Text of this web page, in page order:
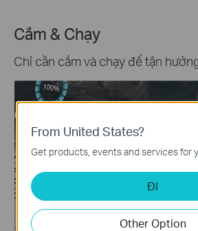
Cắm & Chạy
Chỉ cần cắm và chạy để tận
From United States?
Get products, events and services for
ĐI
Other Option